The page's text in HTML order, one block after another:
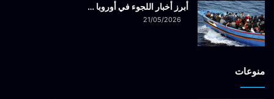
أبرز أخبار اللجوء في أوروبا …
21/05/2026
منوعات